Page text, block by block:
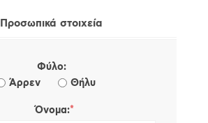
Προσωπικά στοιχεία
Φύλο:
Άρρεν
Θήλυ
Όνομα:*